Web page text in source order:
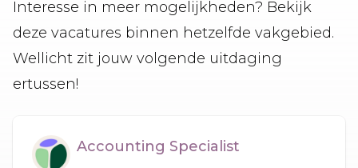
Interesse in meer mogelijkheden? Bekijk
deze vacatures binnen hetzelfde vakgebied.
Wellicht zit jouw volgende uitdaging
ertussen!
Accounting Specialist